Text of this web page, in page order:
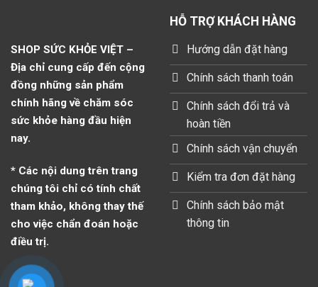
SHOP SỨC KHỎE VIỆT –
Địa chỉ cung cấp đến cộng
đồng những sản phẩm
chính hãng về chăm sóc
sức khỏe hàng đầu hiện
nay.
* Các nội dung trên trang
chúng tôi chỉ có tính chất
tham khảo, không thay thế
cho việc chẩn đoán hoặc
điều trị.
HỖ TRỢ KHÁCH HÀNG
Hướng dẫn đặt hàng
Chính sách thanh toán
Chính sách đổi trả và
hoàn tiền
Chính sách vận chuyển
Kiểm tra đơn đặt hàng
Chính sách bảo mật
thông tin